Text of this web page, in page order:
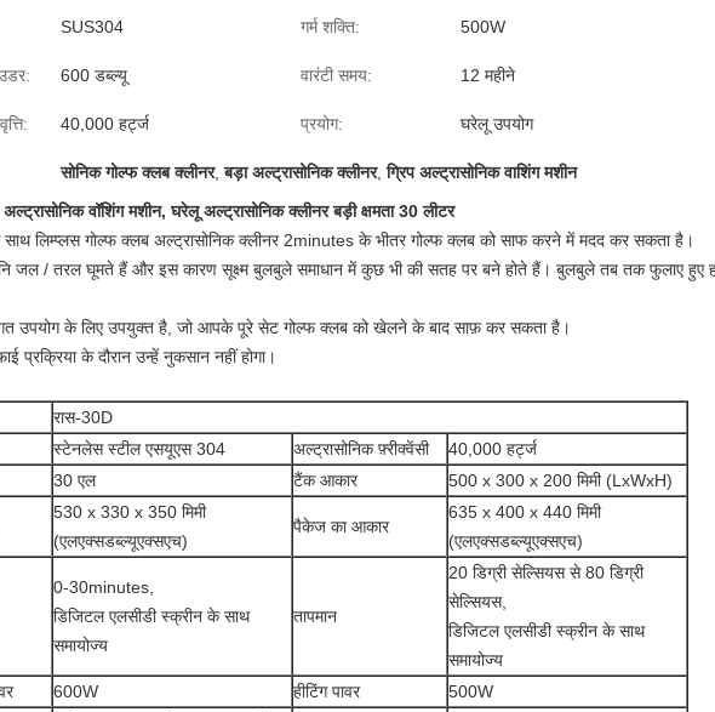
SUS304 गर्म शक्ति: 500W
600 डब्ल्यू वारंटी समय: 12 महीने
40,000 हर्ट्ज प्रयोग: घरेलू उपयोग
सोनिक गोल्फ क्लब क्लीनर,बड़ा अल्ट्रासोनिक क्लीनर,ग्रिप अल्ट्रासोनिक वाशिंग मशीन
वॉशिंग मशीन, घरेलू अल्ट्रासोनिक क्लीनर बड़ी क्षमता 30 लीटर
साथ लिम्प्लस गोल्फ क्लब अल्ट्रासोनिक क्लीनर 2minutes के भीतर गोल्फ क्लब को साफ करने में मदद कर सकता है।
जल / तरल घूमते हैं और इस कारण सूक्ष्म बुलबुले समाधान में कुछ भी की सतह पर बने होते हैं। बुलबुले तब तक फुलाए हुए
उपयोग के लिए उपयुक्त है, जो आपके पूरे सेट गोल्फ क्लब को खेलने के बाद साफ़ कर सकता है।
प्रक्रिया के दौरान उन्हें नुकसान नहीं होगा।
रास-30D
स्टेनलेस स्टील एसयूएस 304 अल्ट्रासोनिक फ़्रीक्वेंसी
40,000 हर्ट्ज
30 एल टैंक आकार 500 x 300 x 200 मिमी (LxWxH)
530 x 330 x 350 मिमी
(एलएक्सडब्ल्यूएक्सएच)
पैकेज का आकार
635 x 400 x 440 मिमी
(एलएक्सडब्ल्यूएक्सएच)
0-30minutes,
डिजिटल एलसीडी स्क्रीन के साथ
समायोज्य
तापमान
20 डिग्री सेल्सियस से 80 डिग्री
सेल्सियस,
डिजिटल एलसीडी स्क्रीन के साथ
समायोज्य
600W हीटिंग पावर 500W